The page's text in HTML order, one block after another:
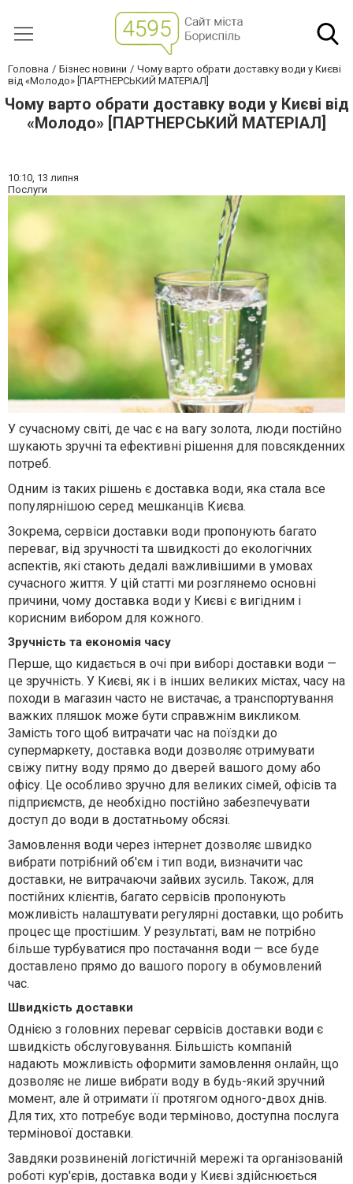
Головна Бізнес новини
Чому варто обрати доставку води у Києві
від «Молодо» [ПАРТНЕРСЬКИЙ МАТЕРІАЛ]
Чому варто обрати доставку води у Києві від
«Молодо» [ПАРТНЕРСЬКИЙ МАТЕРІАЛ]
10:10, 13 липня
Послуги
У сучасному світі, де час є на вагу золота, люди постійно
шукають зручні та ефективні рішення для повсякденних
потреб.
Одним із таких рішень є доставка води, яка стала все
популярнішою серед мешканців Києва.
Зокрема, сервіси доставки води пропонують багато
переваг, від зручності та швидкості до екологічних
аспектів, які стають дедалі важливішими в умовах
сучасного життя. У цій статті ми розглянемо основні
причини, чому доставка води у Києві є вигідним і
корисним вибором для кожного.
Зручність та економія часу
Перше, що кидається в очі при виборі доставки води —
це зручність. У Києві, як і в інших великих містах, часу на
походи в магазин часто не вистачає, а транспортування
важких пляшок може бути справжнім викликом.
Замість того щоб витрачати час на поїздки до
супермаркету, доставка води дозволяє отримувати
свіжу питну воду прямо до дверей вашого дому або
офісу. Це особливо зручно для великих сімей, офісів та
підприємств, де необхідно постійно забезпечувати
доступ до води в достатньому обсязі.
Замовлення води через інтернет дозволяє швидко
вибрати потрібний об'єм і тип води, визначити час
доставки, не витрачаючи зайвих зусиль. Також, для
постійних клієнтів, багато сервісів пропонують
можливість налаштувати регулярні доставки, що робить
процес ще простішим. У результаті, вам не потрібно
більше турбуватися про постачання води — все буде
доставлено прямо до вашого порогу в обумовлений
час.
Швидкість доставки
Однією з головних переваг сервісів доставки води є
швидкість обслуговування. Більшість компаній
надають можливість оформити замовлення онлайн, що
дозволяє не лише вибрати воду в будь-який зручний
момент, але й отримати її протягом одного-двох днів.
Для тих, хто потребує води терміново, доступна послуга
термінової доставки.
Завдяки розвиненій логістичній мережі та організованій
роботі кур'єрів, доставка води у Києві здійснюється